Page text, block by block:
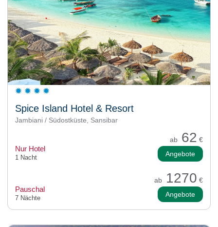
Spice Island Hotel & Resort
Jambiani / Südostküste, Sansibar
ab 62 €
Nur Hotel
1 Nacht Angebote
ab 1270 €
Pauschal
7 Nächte Angebote